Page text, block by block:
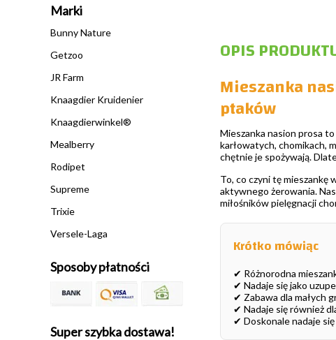
Marki
Bunny Nature
Getzoo
JR Farm
Knaagdier Kruidenier
Knaagdierwinkel®
Mealberry
Rodipet
Supreme
Trixie
Versele-Laga
Sposoby płatności
Super szybka dostawa!
OPIS
Mieszanka
ptaków
Mieszanka nasion prosa
karłowatych, chomikach,
chętnie je spożywają.
To, co czyni tę mieszankę
aktywnego żerowania.
miłośników pielęgnacji
Krótko mówiąc
✔ Różnorodna
✔ Nadaje się jako
✔ Zabawa dla małych
✔ Nadaje się również
✔ Doskonale nadaje